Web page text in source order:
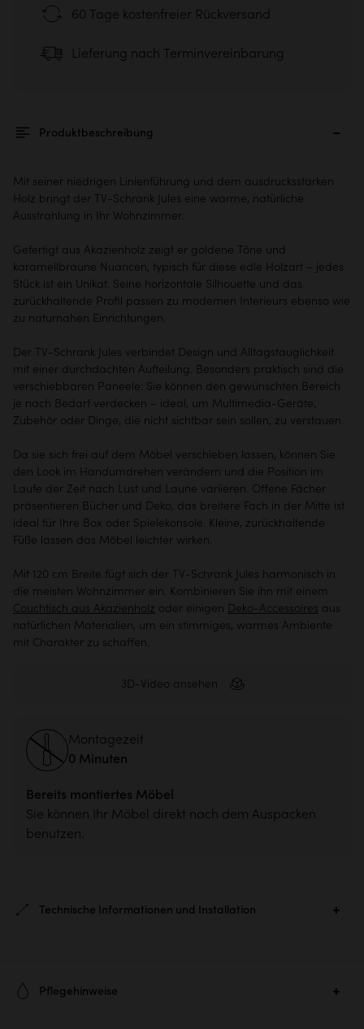
60 Tage kostenfreier Rückversand
Lieferung nach Terminvereinbarung
Produktbeschreibung
Mit seiner niedrigen Linienführung und dem ausdrucksstarken
Holz bringt der TV-Schrank Jules eine warme, natürliche
Ausstrahlung in Ihr Wohnzimmer.
Gefertigt aus Akazienholz zeigt er goldene Töne und
karamellbraune Nuancen, typisch für diese edle Holzart – jedes
Stück ist ein Unikat. Seine horizontale Silhouette und das
zurückhaltende Profil passen zu modernen Interieurs ebenso wie
zu naturnahen Einrichtungen.
Der TV-Schrank Jules verbindet Design und Alltagstauglichkeit
mit einer durchdachten Aufteilung. Besonders praktisch sind die
verschiebbaren Paneele: Sie können den gewünschten Bereich
je nach Bedarf verdecken – ideal, um Multimedia-Geräte,
Zubehör oder Dinge, die nicht sichtbar sein sollen, zu verstauen.
Da sie sich frei auf dem Möbel verschieben lassen, können Sie
den Look im Handumdrehen verändern und die Position im
Laufe der Zeit nach Lust und Laune variieren. Offene Fächer
präsentieren Bücher und Deko, das breitere Fach in der Mitte ist
ideal für Ihre Box oder Spielekonsole. Kleine, zurückhaltende
Füße lassen das Möbel leichter wirken.
Mit 120 cm Breite fügt sich der TV-Schrank Jules harmonisch in
die meisten Wohnzimmer ein. Kombinieren Sie ihn mit einem
Couchtisch aus Akazienholz oder einigen Deko-Accessoires aus
natürlichen Materialien, um ein stimmiges, warmes Ambiente
mit Charakter zu schaffen.
3D-Video ansehen
Montagezeit
0 Minuten
Bereits montiertes Möbel
Sie können Ihr Möbel direkt nach dem Auspacken
benutzen.
Technische Informationen und Installation
Pflegehinweise